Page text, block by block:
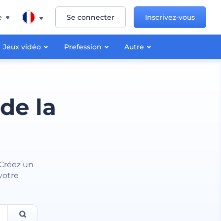
Jeux vidéo Prefession Autre
Se connecter Inscrivez-vous
la
un